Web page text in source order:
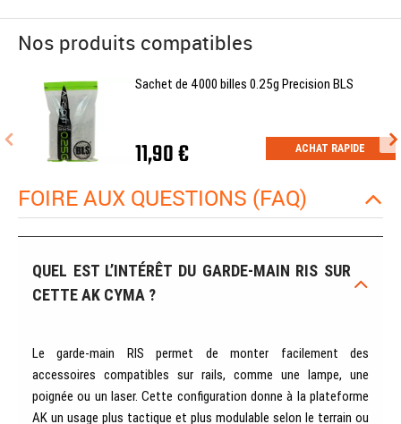
Nos produits compatibles
Sachet de 4000 billes 0.25g Precision BLS
11,90 € ACHAT RAPIDE
FOIRE AUX QUESTIONS (FAQ)
QUEL EST L’INTÉRÊT DU GARDE-MAIN RIS SUR
CETTE AK CYMA ?
Le garde-main RIS permet de monter facilement des
accessoires compatibles sur rails, comme une lampe, une
poignée ou un laser. Cette configuration donne à la plateforme
AK un usage plus tactique et plus modulable selon le terrain ou